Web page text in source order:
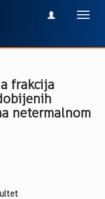
frakcija
netermalnom